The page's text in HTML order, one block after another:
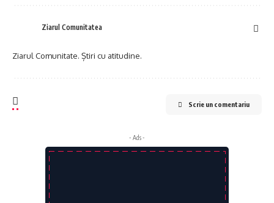
Ziarul Comunitatea
Ziarul Comunitate. Știri cu atitudine.
Scrie un comentariu
- Ads -